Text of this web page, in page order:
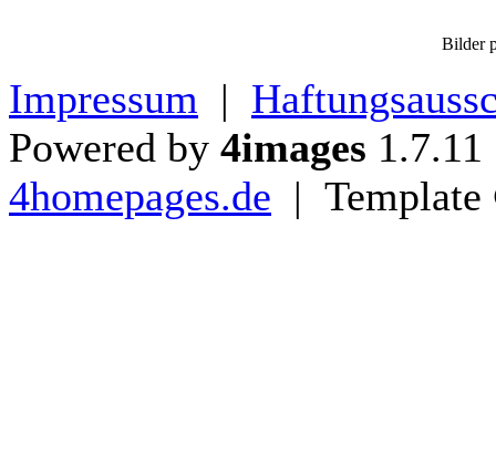
Bilder
Impressum |
Powered by 4images
4homepages.de |